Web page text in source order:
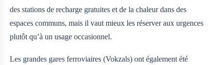
des stations de recharge gratuites et de la chaleur dans des
espaces communs, mais il vaut mieux les réserver aux urgences
plutôt qu’à un usage occasionnel.
Les grandes gares ferroviaires (Vokzals) ont également été